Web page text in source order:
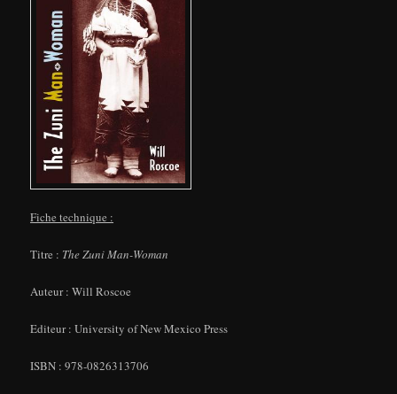
Fiche technique :
Titre : The Zuni Man-Woman
Auteur : Will Roscoe
Editeur : University of New Mexico Press
ISBN : 978-0826313706